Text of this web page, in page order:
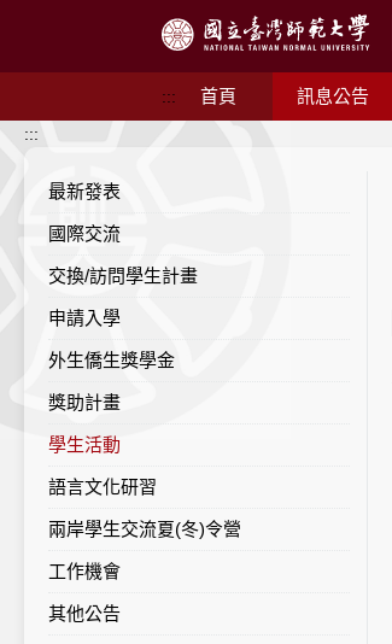
::: 首頁 訊息公告
:::
最新發表
國際交流
交換/訪問學生計畫
申請入學
外生僑生獎學金
獎助計畫
學生活動
語言文化研習
兩岸學生交流夏(冬)令營
工作機會
其他公告